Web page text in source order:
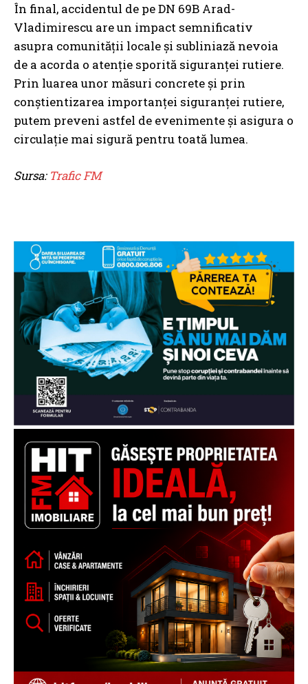
În final, accidentul de pe DN 69B Arad-
Vladimirescu are un impact semnificativ
asupra comunității locale și subliniază nevoia
de a acorda o atenție sporită siguranței rutiere.
Prin luarea unor măsuri concrete și prin
conștientizarea importanței siguranței rutiere,
putem preveni astfel de evenimente și asigura o
circulație mai sigură pentru toată lumea.
Sursa: Trafic FM